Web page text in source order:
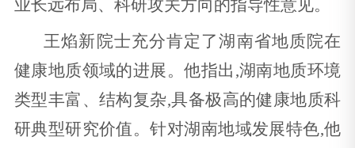
业长远布局、科研攻关方向的指导性意见。
王焰新院士充分肯定了湖南省地质院在
健康地质领域的进展。他指出,湖南地质环境
类型丰富、结构复杂,具备极高的健康地质科
研典型研究价值。针对湖南地域发展特色,他